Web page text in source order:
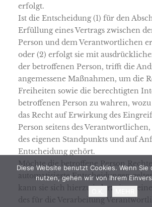
erfolgt.
Ist die Entscheidung (1) für den
Erfüllung eines Vertrags zwischen
Person und dem Verantwortlichen
oder (2) erfolgt sie mit
der betroffenen Person, trifft die
angemessene Maßnahmen, um die
Freiheiten sowie die berechtigten
betroffenen Person zu wahren,
das Recht auf Erwirkung des
Person seitens des
des eigenen Standpunkts und auf
Entscheidung gehört.
Möchte die betroffene Person
automatisierte Entscheidungen
kann sie sich hierzu jederzeit an
des für die Verarbeitung
Diese Website benutzt Cookies. Wenn
nutzen, gehen wir von Ihrem